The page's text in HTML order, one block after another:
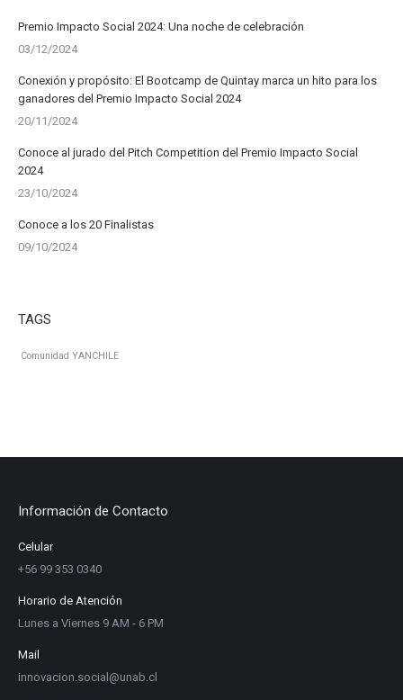
Premio Impacto Social 2024: Una noche de celebración
03/12/2024
Conexión y propósito: El Bootcamp de Quintay marca un hito para los
ganadores del Premio Impacto Social 2024
20/11/2024
Conoce al jurado del Pitch Competition del Premio Impacto Social
2024
23/10/2024
Conoce a los 20 Finalistas
09/10/2024
TAGS
Comunidad YANCHILE
Información de Contacto
Celular
+56 99 353 0340
Horario de Atención
Lunes a Viernes 9 AM - 6 PM
Mail
innovacion.social@unab.cl